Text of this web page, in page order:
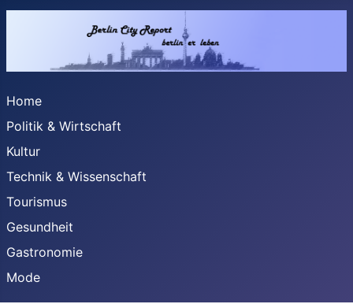
Home
Politik & Wirtschaft
Kultur
Technik & Wissenschaft
Tourismus
Gesundheit
Gastronomie
Mode